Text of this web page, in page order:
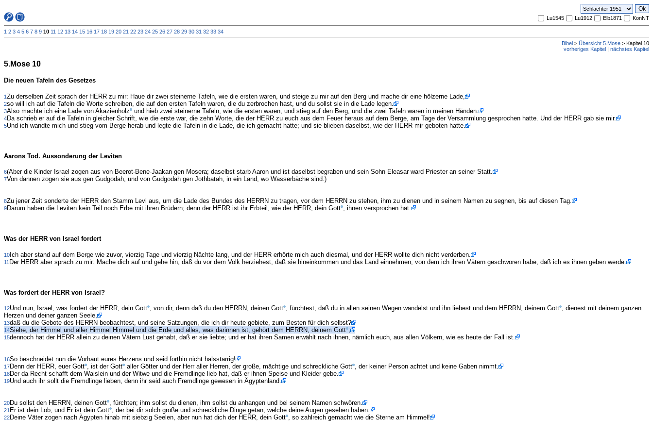
Lu1545 Lu1912 Elb1871 KonNT
1 2 3 4 5 6 7 8 9 10 11 12 13 14 15 16 17 18 19 20 21 22 23 24 25 26 27 28 29 30 31 32 33 34
Bibel > Übersicht 5.Mose > Kapitel 10
vorheriges Kapitel | nächstes Kapitel
5.Mose 10
Die neuen Tafeln des Gesetzes
1Zu derselben Zeit sprach der HERR zu mir: Haue dir zwei steinerne Tafeln, wie die ersten waren, und steige zu mir auf den Berg und mache dir eine hölzerne Lade,
2so will ich auf die Tafeln die Worte schreiben, die auf den ersten Tafeln waren, die du zerbrochen hast, und du sollst sie in die Lade legen.
3Also machte ich eine Lade von Akazienholz und hieb zwei steinerne Tafeln, wie die ersten waren, und stieg auf den Berg, und die zwei Tafeln waren in meinen Händen.
4Da schrieb er auf die Tafeln in gleicher Schrift, wie die erste war, die zehn Worte, die der HERR zu euch aus dem Feuer heraus auf dem Berge, am Tage der Versammlung gesprochen hatte. Und der HERR gab sie mir.
5Und ich wandte mich und stieg vom Berge herab und legte die Tafeln in die Lade, die ich gemacht hatte; und sie blieben daselbst, wie der HERR mir geboten hatte.
Aarons Tod. Aussonderung der Leviten
6(Aber die Kinder Israel zogen aus von Beerot-Bene-Jaakan gen Mosera; daselbst starb Aaron und ist daselbst begraben und sein Sohn Eleasar ward Priester an seiner Statt.
7Von dannen zogen sie aus gen Gudgodah, und von Gudgodah gen Jothbatah, in ein Land, wo Wasserbäche sind.)
8Zu jener Zeit sonderte der HERR den Stamm Levi aus, um die Lade des Bundes des HERRN zu tragen, vor dem HERRN zu stehen, ihm zu dienen und in seinem Namen zu segnen, bis auf diesen Tag.
9Darum haben die Leviten kein Teil noch Erbe mit ihren Brüdern; denn der HERR ist ihr Erbteil, wie der HERR, dein Gott , ihnen versprochen hat.
Was der HERR von Israel fordert
10 Ich aber stand auf dem Berge wie zuvor, vierzig Tage und vierzig Nächte lang, und der HERR erhörte mich auch diesmal, und der HERR wollte dich nicht verderben.
11 Der HERR aber sprach zu mir: Mache dich auf und gehe hin, daß du vor dem Volk herziehest, daß sie hineinkommen und das Land einnehmen, von dem ich ihren Vätern geschworen habe, daß ich es ihnen geben werde.
Was fordert der HERR von Israel?
12Und nun, Israel, was fordert der HERR, dein Gott , von dir, denn daß du den HERRN, deinen Gott , fürchtest, daß du in allen seinen Wegen wandelst und ihn liebest und dem HERRN, deinem Gott , dienest mit deinem ganzen
Herzen und deiner ganzen Seele,
13daß du die Gebote des HERRN beobachtest, und seine Satzungen, die ich dir heute gebiete, zum Besten für dich selbst?
14Siehe, der Himmel und aller Himmel Himmel und die Erde und alles, was darinnen ist, gehört dem HERRN, deinem Gott ;
15dennoch hat der HERR allein zu deinen Vätern Lust gehabt, daß er sie liebte; und er hat ihren Samen erwählt nach ihnen, nämlich euch, aus allen Völkern, wie es heute der Fall ist.
16So beschneidet nun die Vorhaut eures Herzens und seid forthin nicht halsstarrig!
17Denn der HERR, euer Gott , ist der Gott aller Götter und der Herr aller Herren, der große, mächtige und schreckliche Gott , der keiner Person achtet und keine Gaben nimmt.
18Der da Recht schafft dem Waislein und der Witwe und die Fremdlinge lieb hat, daß er ihnen Speise und Kleider gebe.
19Und auch ihr sollt die Fremdlinge lieben, denn ihr seid auch Fremdlinge gewesen in Ägyptenland.
20Du sollst den HERRN, deinen Gott , fürchten; ihm sollst du dienen, ihm sollst du anhangen und bei seinem Namen schwören.
21 Er ist dein Lob, und Er ist dein Gott , der bei dir solch große und schreckliche Dinge getan, welche deine Augen gesehen haben.
22Deine Väter zogen nach Ägypten hinab mit siebzig Seelen, aber nun hat dich der HERR, dein Gott , so zahlreich gemacht wie die Sterne am Himmel!